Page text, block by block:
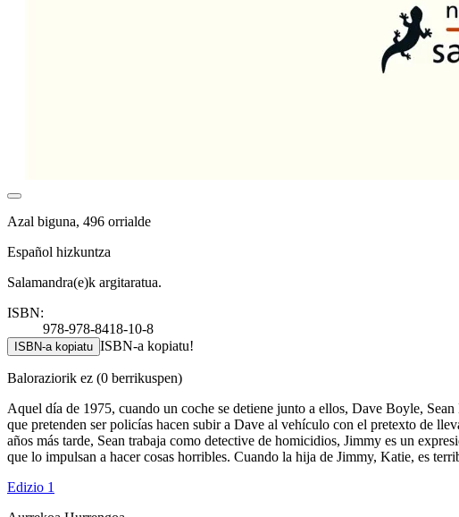
Azal biguna, 496 orrialde
Español hizkuntza
Salamandra(e)k argitaratua.
ISBN:
978-978-8418-10-8
ISBN-a kopiatu ISBN-a kopiatu!
Baloraziorik ez (0 berrikuspen)
Aquel día de 1975, cuando un coche se detiene junto a ellos, Dave Boyle,
que pretenden ser policías hacen subir a Dave al vehículo con el pretexto de
años más tarde, Sean trabaja como detective de homicidios, Jimmy es un
que lo impulsan a hacer cosas horribles. Cuando la hija de Jimmy, Katie, es
Edizio 1